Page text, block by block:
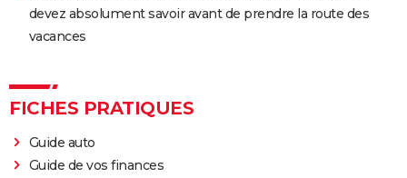
devez absolument savoir avant de prendre la route des
vacances
FICHES PRATIQUES
Guide auto
Guide de vos finances